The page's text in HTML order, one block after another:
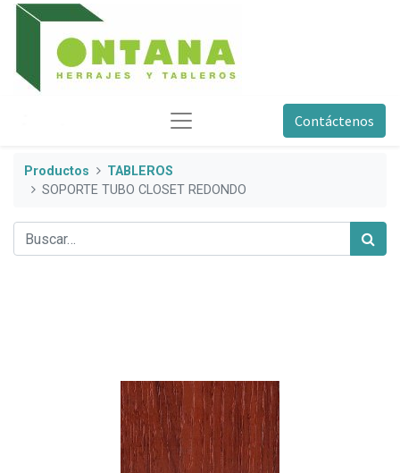
Contáctenos
Productos
TABLEROS
SOPORTE TUBO CLOSET REDONDO